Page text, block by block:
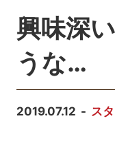
興味深
うな…
2019.07.12 ス